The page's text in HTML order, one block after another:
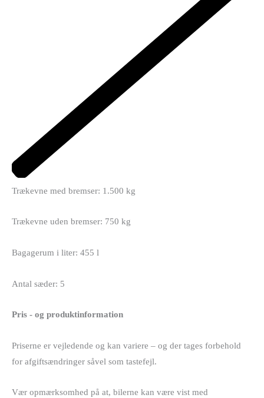
Trækevne med bremser: 1.500 kg
Trækevne uden bremser: 750 kg
Bagagerum i liter: 455 l
Antal sæder: 5
Pris - og produktinformation
Priserne er vejledende og kan variere – og der tages forbehold
for afgiftsændringer såvel som tastefejl.
Vær opmærksomhed på at, bilerne kan være vist med